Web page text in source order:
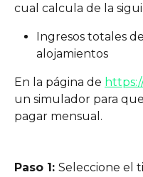
cual calcula de la
Ingresos totales
alojamientos
En la página de
un simulador para
pagar mensual.
Paso 1: Seleccione el